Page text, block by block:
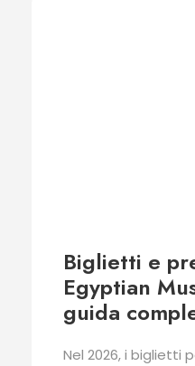
Biglietti e
Egyptian
guida
Nel 2026, i biglietti